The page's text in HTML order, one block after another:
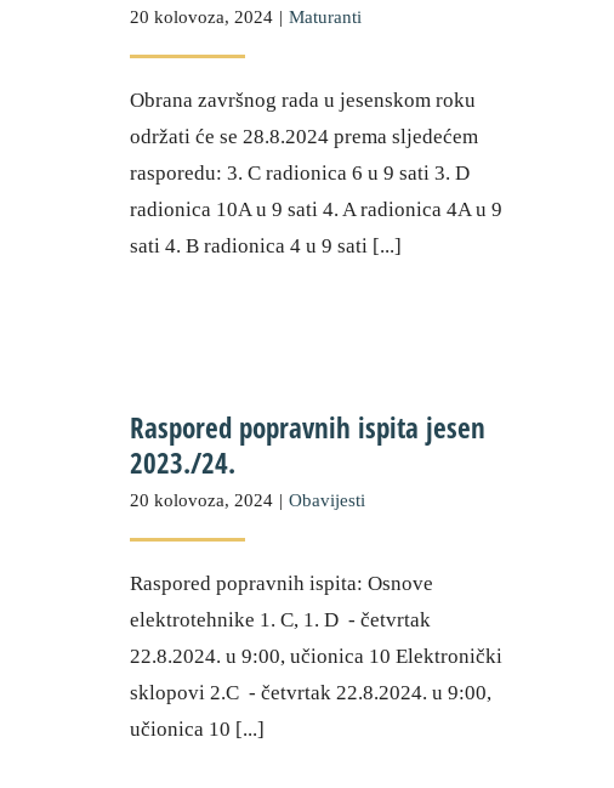
20 kolovoza, 2024 | Maturanti
Obrana završnog rada u jesenskom roku
održati će se 28.8.2024 prema sljedećem
rasporedu: 3. C radionica 6 u 9 sati 3. D
radionica 10A u 9 sati 4. A radionica 4A u 9
sati 4. B radionica 4 u 9 sati [...]
Raspored popravnih ispita jesen
2023./24.
20 kolovoza, 2024 | Obavijesti
Raspored popravnih ispita: Osnove
elektrotehnike 1. C, 1. D - četvrtak
22.8.2024. u 9:00, učionica 10 Elektronički
sklopovi 2.C - četvrtak 22.8.2024. u 9:00,
učionica 10 [...]